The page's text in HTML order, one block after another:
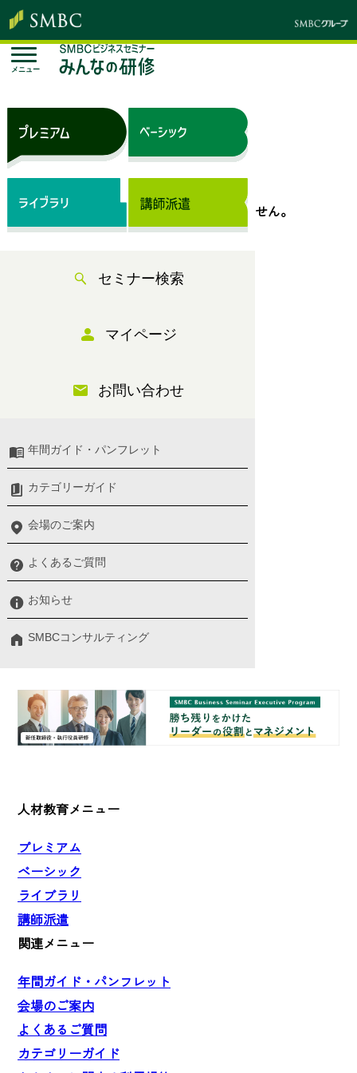
メニュー
セミナー検索
マイページ
お問い合わせ
年間ガイド・パンフレット
カテゴリーガイド
会場のご案内
よくあるご質問
お知らせ
SMBCコンサルティング
表示できるセミナー情報はありません。
人材教育メニュー
プレミアム
ベーシック
ライブラリ
講師派遣
関連メニュー
年間ガイド・パンフレット
会場のご案内
よくあるご質問
カテゴリーガイド